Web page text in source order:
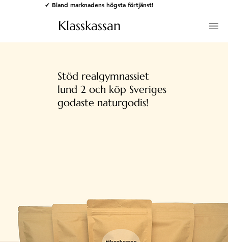
✔ Bland marknadens högsta förtjänst!
Klasskassan
Stöd realgymnassiet
lund 2 och köp Sveriges
godaste naturgodis!